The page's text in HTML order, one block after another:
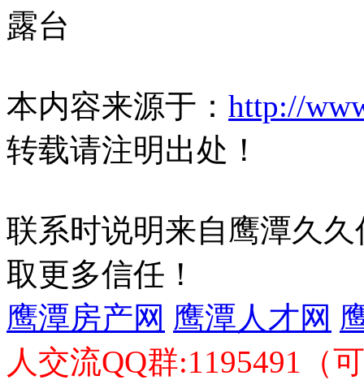
露台
本内容来源于： http://
转载请注明出处！
联系时说明来自鹰潭久久
取更多信任！
鹰潭房产网 鹰潭人才网
人交流QQ群:1195491（